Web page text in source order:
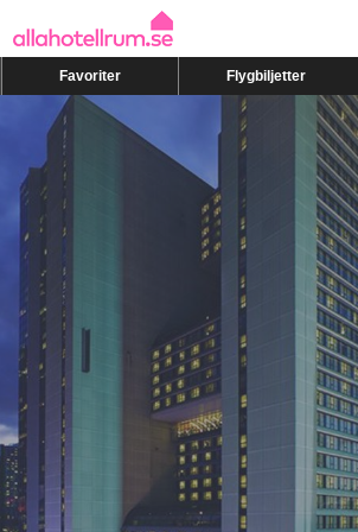
Favoriter Flygbiljetter